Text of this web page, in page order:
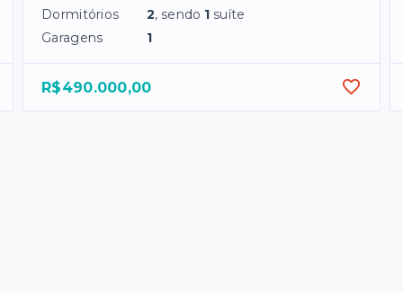
Dormitórios 2, sendo 1 suíte
Garagens
1
R$490.000,00